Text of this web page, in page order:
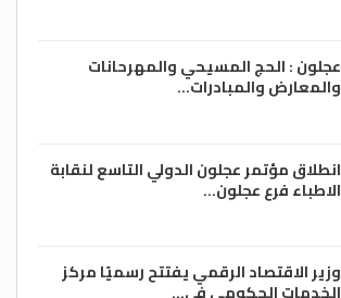
عجلون : الحج المسيحي والمهرحانات
والمعارض والمبادرات…
انطلاق مؤتمر عجلون الدولي التاسع لنقابة
الاطباء فرع عجلون…
وزير الاقتصاد الرقمي يفتتح رسميًا مركز